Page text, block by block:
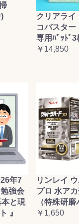
クリアラ
コバスタ
専用ﾊﾟｯﾄﾞ3
￥14,850
年7
強会
本と現
』
リンレイ
プロ 水ア
（特殊研磨
￥1,650